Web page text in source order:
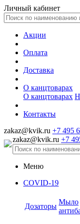
Личный кабинет
Акции
Оплата
Доставка
О канцтоварах
О канцтоварах
Контакты
zakaz@kvik.ru +7 495
zakaz@kvik.ru +7
Меню
COVID-19
Дозаторы
Мыло